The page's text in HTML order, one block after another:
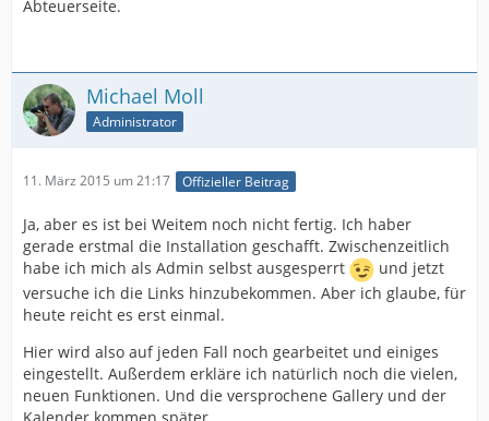
Abteuerseite.
Michael Moll
Administrator
11. März 2015 um 21:17 Offizieller Beitrag
Ja, aber es ist bei Weitem noch nicht fertig. Ich haber
gerade erstmal die Installation geschafft. Zwischenzeitlich
habe ich mich als Admin selbst ausgesperrt
und jetzt
versuche ich die Links hinzubekommen. Aber ich glaube, für
heute reicht es erst einmal.
Hier wird also auf jeden Fall noch gearbeitet und einiges
eingestellt. Außerdem erkläre ich natürlich noch die vielen,
neuen Funktionen. Und die versprochene Gallery und der
Kalender kommen später.